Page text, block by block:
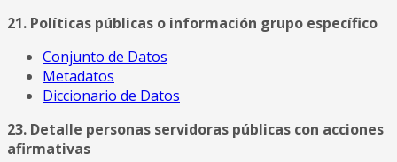
21. Políticas públicas o información grupo específico
Conjunto de Datos
Metadatos
Diccionario de Datos
23. Detalle personas servidoras públicas con acciones
afirmativas